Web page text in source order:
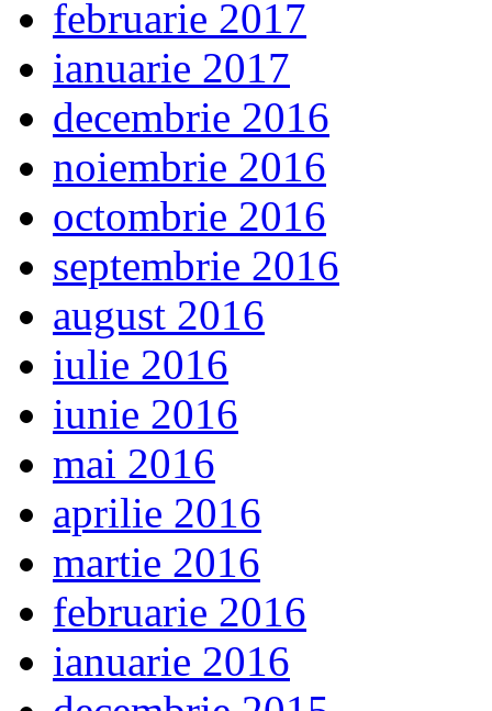
februarie 2017
ianuarie 2017
decembrie 2016
noiembrie 2016
octombrie 2016
septembrie 2016
august 2016
iulie 2016
iunie 2016
mai 2016
aprilie 2016
martie 2016
februarie 2016
ianuarie 2016